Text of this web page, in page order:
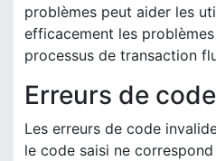
problèmes peut aider les
efficacement les
processus de transaction
Erreurs de
Les erreurs de code
le code saisi ne